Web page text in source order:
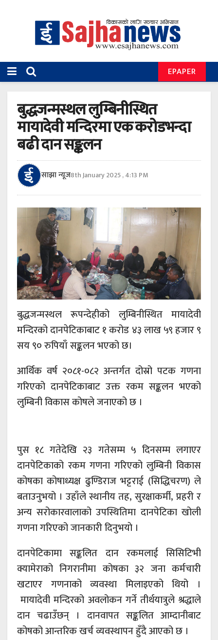
EPAPER
बुद्धजन्मस्थल लुम्बिनीस्थित
मायादेवी मन्दिरमा एक करोडभन्दा
बढी दान सङ्कलन
साझा न्यूज8th January 2025 , 4:13 PM
बुद्धजन्मस्थल रूपन्देहीको लुम्बिनीस्थित मायादेवी
मन्दिरको दानपेटिकाबाट १ करोड ४३ लाख ५९ हजार ९
सय ९० रुपियाँ सङ्कलन भएको छ।
आर्थिक वर्ष २०८१-०८२ अन्तर्गत दोस्रो पटक गणना
गरिएको दानपेटिकाबाट उक्त रकम सङ्कलन भएको
लुम्बिनी विकास कोषले जनाएको छ ।
पुस १८ गतेदेखि २३ गतेसम्म ५ दिनसम्म लगाएर
दानपेटिकाको रकम गणना गरिएको लुम्बिनी विकास
कोषका कोषाध्यक्ष ढुण्डिराज भट्टराई (सिद्धिचरण) ले
बताउनुभयो । उहाँले स्थानीय तह, सुरक्षाकर्मी, प्रहरी र
अन्य सरोकारवालाको उपस्थितिमा दानपेटिका खोली
गणना गरिएको जानकारी दिनुभयाे ।
दानपेटिकामा सङ्कलित दान रकमलाई सिसिटिभी
क्यामेराको निगरानीमा कोषका ३२ जना कर्मचारी
खटाएर गणनाको व्यवस्था मिलाइएको थियो ।
मायादेवी मन्दिरको अवलोकन गर्ने तीर्थयात्रुले श्रद्धाले
दान चढाउँछन् । दानवापत सङ्कलित आम्दानीबाट
कोषको आन्तरिक खर्च व्यवस्थापन हुँदै आएको छ ।